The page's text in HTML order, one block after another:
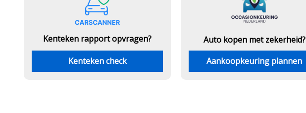
Kenteken rapport opvragen?
Kenteken check
Auto kopen met zekerheid?
Aankoopkeuring plannen